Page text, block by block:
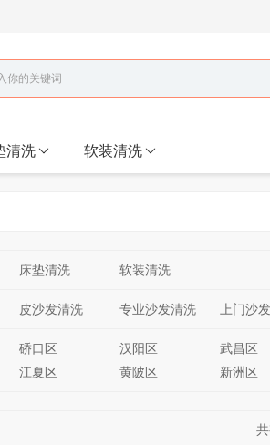
清洗 软装清洗
床垫清洗 软装清洗
皮沙发清洗 专业沙发清洗 上门沙
硚口区 汉阳区 武昌区
江夏区 黄陂区 新洲区